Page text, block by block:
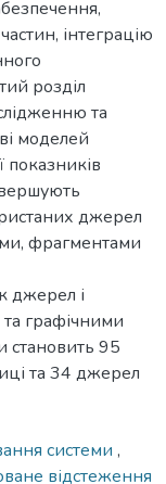
інтеграцію
розділ
та
моделей
показників
джерел
фрагментами
джерел і
графічними
становить 95
та 34 джерел
системи ,
відстеження